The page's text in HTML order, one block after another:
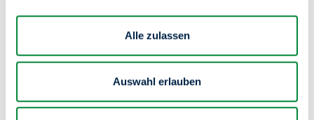
Alle zulassen
Auswahl erlauben